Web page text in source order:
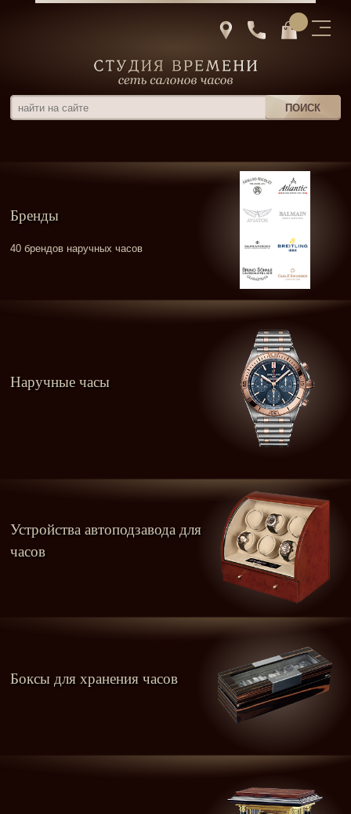
Бренды
40 брендов наручных часов
Наручные часы
Устройства автоподзавода для
часов
Боксы для хранения часов